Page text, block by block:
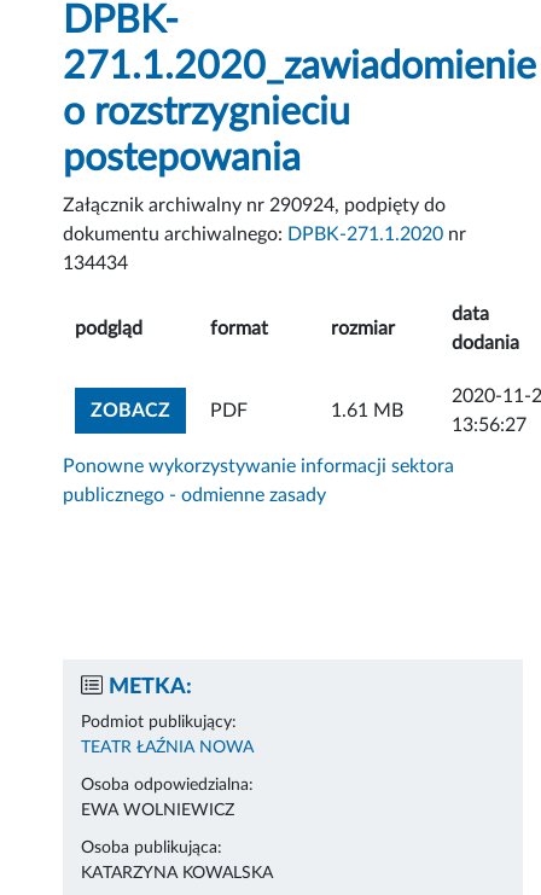
DPBK-
271.1.2020_zawiadomienie
o rozstrzygnieciu
postepowania
Załącznik archiwalny nr 290924, podpięty do
dokumentu archiwalnego: DPBK-271.1.2020 nr
134434
podgląd format rozmiar
data
dodania
ZOBACZZOBACZ ZAŁĄCZNIK
PDF 1.61 MB
2020-11-
13:56:27
Ponowne wykorzystywanie informacji sektora
publicznego - odmienne zasady
METKA:
Podmiot publikujący:
TEATR ŁAŹNIA NOWA
Osoba odpowiedzialna:
EWA WOLNIEWICZ
Osoba publikująca:
KATARZYNA KOWALSKA